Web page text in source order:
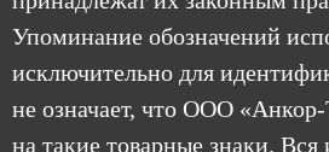
Упоминание обозначений
исключительно для
не означает, что ООО
на такие товарные знаки.